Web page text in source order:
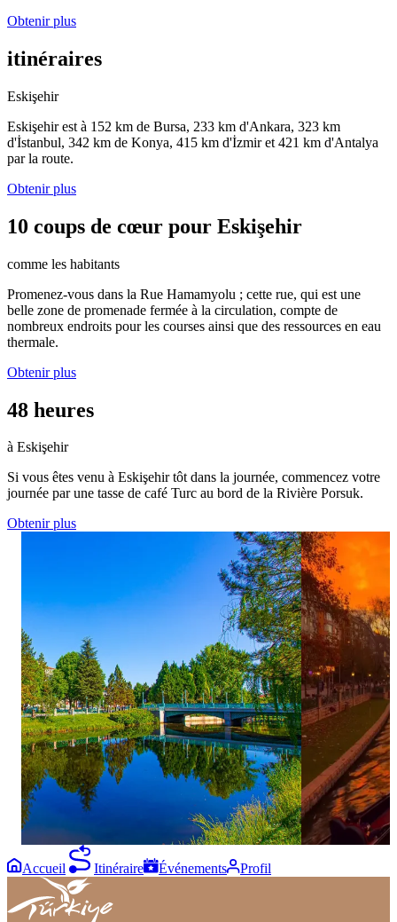
Obtenir plus
itinéraires
Eskişehir
Eskişehir est à 152 km de Bursa, 233 km d'Ankara, 323 km
d'İstanbul, 342 km de Konya, 415 km d'İzmir et 421 km d'Antalya
par la route.
Obtenir plus
10 coups de cœur pour Eskişehir
comme les habitants
Promenez-vous dans la Rue Hamamyolu ; cette rue, qui est une
belle zone de promenade fermée à la circulation, compte de
nombreux endroits pour les courses ainsi que des ressources en eau
thermale.
Obtenir plus
48 heures
à Eskişehir
Si vous êtes venu à Eskişehir tôt dans la journée, commencez votre
journée par une tasse de café Turc au bord de la Rivière Porsuk.
Obtenir plus
0
Looking for a fun weekend plan with the kids?
You’re in the right place! 😊 Kanlıkavak Park
is a lovely spot to enjoy the outdoors, spend
time by the river, and have a relaxing day
surrounded by nature. 🌿 Save this idea for a
weekend full of family moments and happy
memories. 👨‍👩‍👧‍👦 #GoEskişehir #Eskişehir
#KanlıkavakPark
46
1
End your day
This video
Eskişehir’s
sunset. Share
ones, watch
enjoy the
favorite
by the Porsuk
city. 🚗✨ 🎥:
#GoEskişehir
Accueil Itinéraire Événements Profil